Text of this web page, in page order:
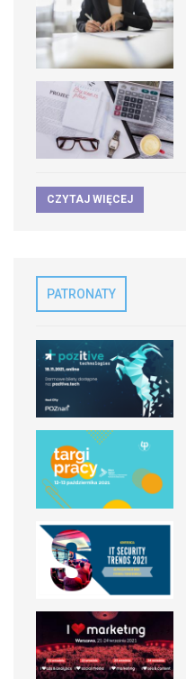
CZYTAJ WIĘCEJ
PATRONATY